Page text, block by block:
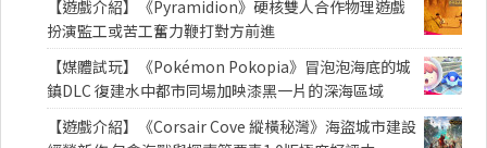
【遊戲介紹】《Pyramidion》硬核雙人合作物理遊戲
扮演監工或苦工奮力鞭打對方前進
【媒體試玩】《Pokémon Pokopia》冒泡泡海底的城
鎮DLC 復建水中都市同場加映漆黑一片的深海區域
【遊戲介紹】《Corsair Cove 縱橫秘灣》海盜城市建設